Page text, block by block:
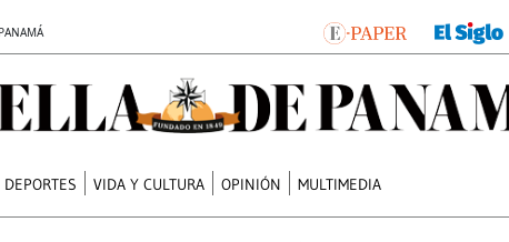
DEPORTES VIDA Y CULTURA OPINIÓN MULTIMEDIA